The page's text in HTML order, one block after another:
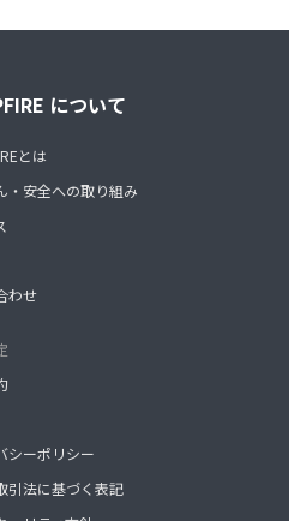
について
とは
・安全への取り組み
わせ
シーポリシー
引法に基づく表記